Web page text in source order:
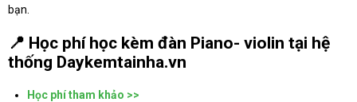
bạn.
📍 Học phí học kèm đàn Piano- violin tại hệ
thống Daykemtainha.vn
Học phí tham khảo >>